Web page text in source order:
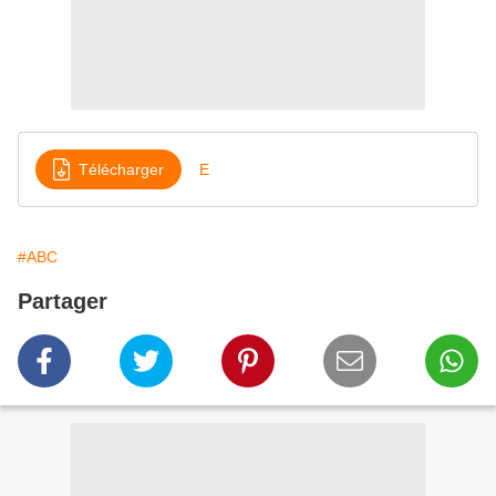
Télécharger E
#ABC
Partager